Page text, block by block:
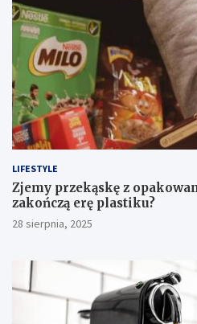
LIFESTYLE
Zjemy przekąskę z
zakończą erę plastiku?
28 sierpnia, 2025